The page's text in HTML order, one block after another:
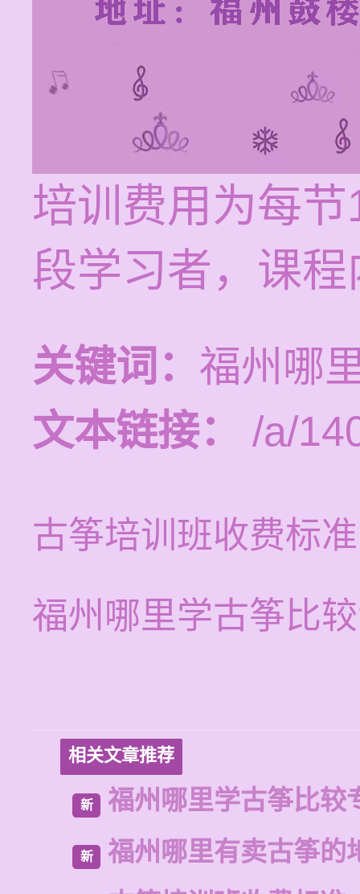
培训费用为每
段学习者，课
关键词： 福州哪
文本链接：
/a/
古筝培训班收费标准
福州哪里学古筝比
相关文章推荐
新 福州哪里学古筝比较
新
福州哪里有卖古筝的